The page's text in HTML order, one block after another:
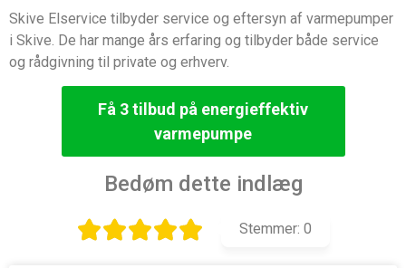
Skive Elservice tilbyder service og eftersyn af varmepumper
i Skive. De har mange års erfaring og tilbyder både service
og rådgivning til private og erhverv.
Få 3 tilbud på energieffektiv
varmepumpe
Bedøm dette indlæg
Stemmer: 0